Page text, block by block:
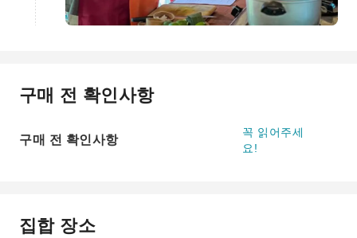
구매 전 확인사항
구매 전 확인사항
꼭 읽어주세
요!
집합 장소